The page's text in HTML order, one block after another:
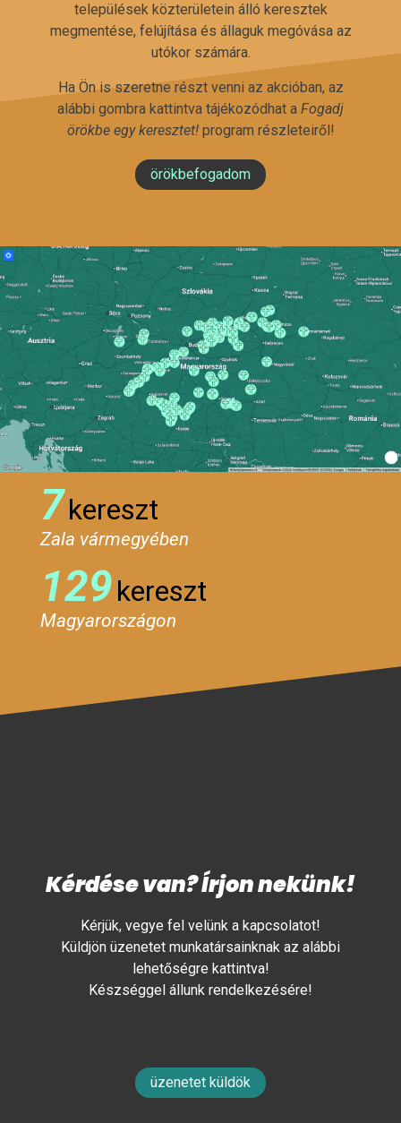
települések közterületein álló keresztek
megmentése, felújítása és állaguk megóvása az
utókor számára.
Ha Ön is szeretne részt venni az akcióban, az
alábbi gombra kattintva tájékozódhat a Fogadj
örökbe egy keresztet!program részleteiről!
örökbefogadom
7kereszt
Zala vármegyében
129kereszt
Magyarországon
Kérdése van? Írjon nekünk!
Kérjük, vegye fel velünk a kapcsolatot!
Küldjön üzenetet munkatársainknak az alábbi
lehetőségre kattintva!
Készséggel állunk rendelkezésére!
üzenetet küldök